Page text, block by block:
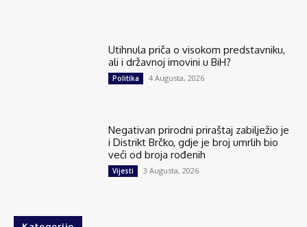
Utihnula priča o visokom predstavniku,
ali i državnoj imovini u BiH?
Politika 4 Augusta, 2026
Negativan prirodni priraštaj zabilježio je
i Distrikt Brčko, gdje je broj umrlih bio
veći od broja rođenih
Vijesti 3 Augusta, 2026